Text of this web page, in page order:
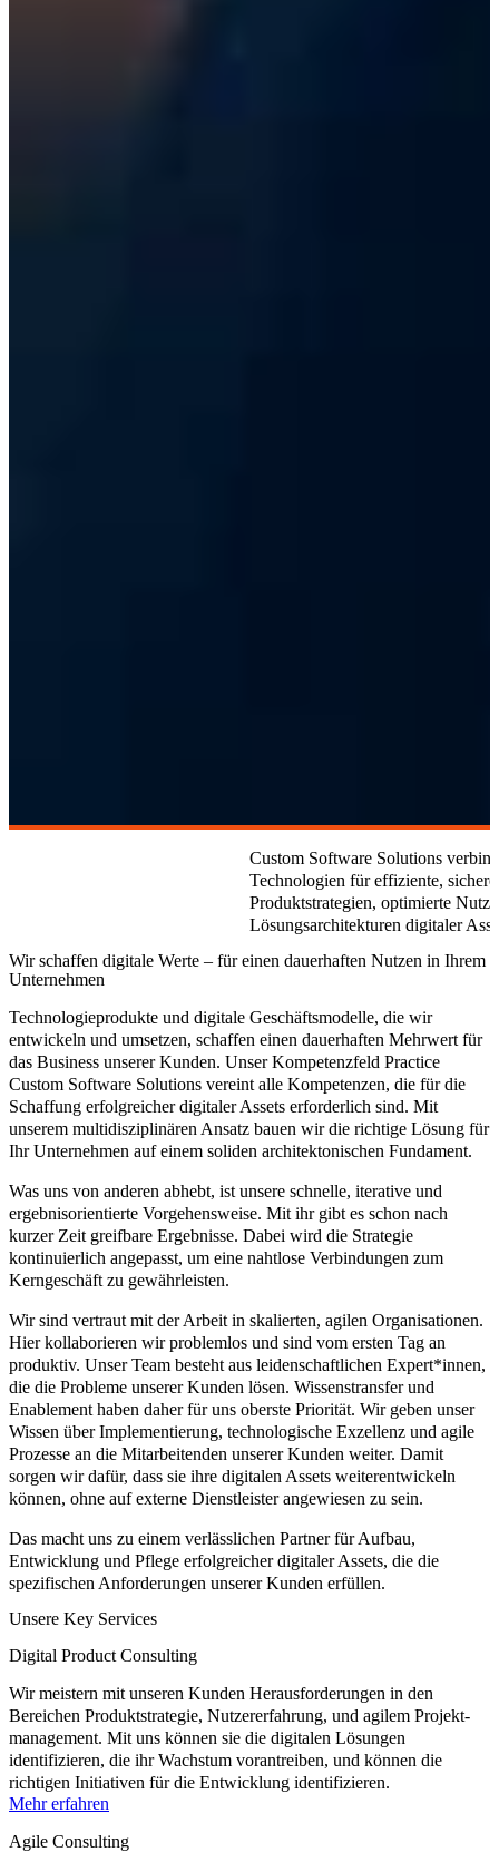
Custom Software Solutions
Technologien für effiziente,
Produktstrategien, optimierte
Lösungsarchitekturen digitaler
Wir schaffen digitale Werte – für einen dauerhaften Nutzen in Ihrem
Unternehmen
Technologieprodukte und digitale Geschäftsmodelle, die wir
entwickeln und umsetzen, schaffen einen dauerhaften Mehrwert für
das Business unserer Kunden. Unser Kompetenzfeld Practice
Custom Software Solutions vereint alle Kompetenzen, die für die
Schaffung erfolgreicher digitaler Assets erforderlich sind. Mit
unserem multidisziplinären Ansatz bauen wir die richtige Lösung für
Ihr Unternehmen auf einem soliden architektonischen Fundament.
Was uns von anderen abhebt, ist unsere schnelle, iterative und
ergebnisorientierte Vorgehensweise. Mit ihr gibt es schon nach
kurzer Zeit greifbare Ergebnisse. Dabei wird die Strategie
kontinuierlich angepasst, um eine nahtlose Verbindungen zum
Kerngeschäft zu gewährleisten.
Wir sind vertraut mit der Arbeit in skalierten, agilen Organisationen.
Hier kollaborieren wir problemlos und sind vom ersten Tag an
produktiv. Unser Team besteht aus leidenschaftlichen Expert*innen,
die die Probleme unserer Kunden lösen. Wissenstransfer und
Enablement haben daher für uns oberste Priorität. Wir geben unser
Wissen überImplementierung, technologische Exzellenz und agile
Prozesse an die Mitarbeitenden unserer Kunden weiter. Damit
sorgen wir dafür, dass sie ihre digitalen Assets weiterentwickeln
können, ohne auf externe Dienstleister angewiesen zu sein.
Das macht uns zu einem verlässlichen Partner für Aufbau,
Entwicklung und Pflege erfolgreicher digitaler Assets, die die
spezifischen Anforderungen unserer Kunden erfüllen.
Unsere Key Services
Digital Product Consulting
Wir meistern mit unseren Kunden Herausforderungen in den
Bereichen Produktstrategie, Nutzererfahrung, und agilem Projekt­
manage­ment. Mit uns können sie die digitalen Lösungen
identifizieren, die ihr Wachstum vorantreiben, und können die
richtigen Initiativen für die Entwicklung identifizieren.
Mehr erfahren
Agile Consulting